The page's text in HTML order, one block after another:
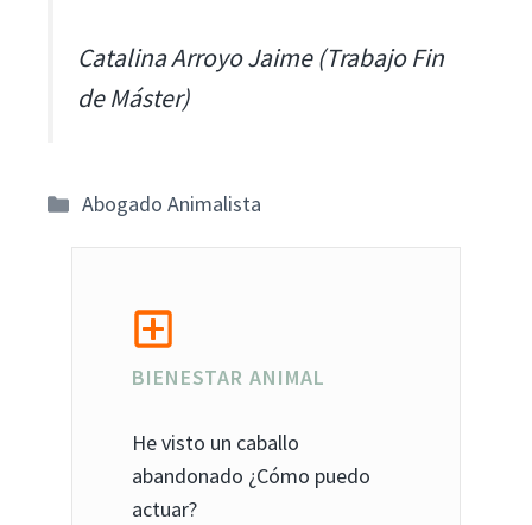
Catalina Arroyo Jaime (Trabajo Fin
de Máster)
Categorías
Abogado Animalista
BIENESTAR ANIMAL
He visto un caballo
abandonado ¿Cómo puedo
actuar?